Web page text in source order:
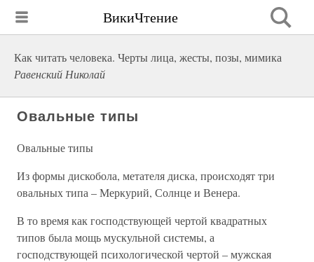
ВикиЧтение
Как читать человека. Черты лица, жесты, позы, мимика
Равенский Николай
Овальные типы
Овальные типы
Из формы дискобола, метателя диска, происходят три
овальных типа – Меркурий, Солнце и Венера.
В то время как господствующей чертой квадратных
типов была мощь мускульной системы, а
господствующей психологической чертой – мужская